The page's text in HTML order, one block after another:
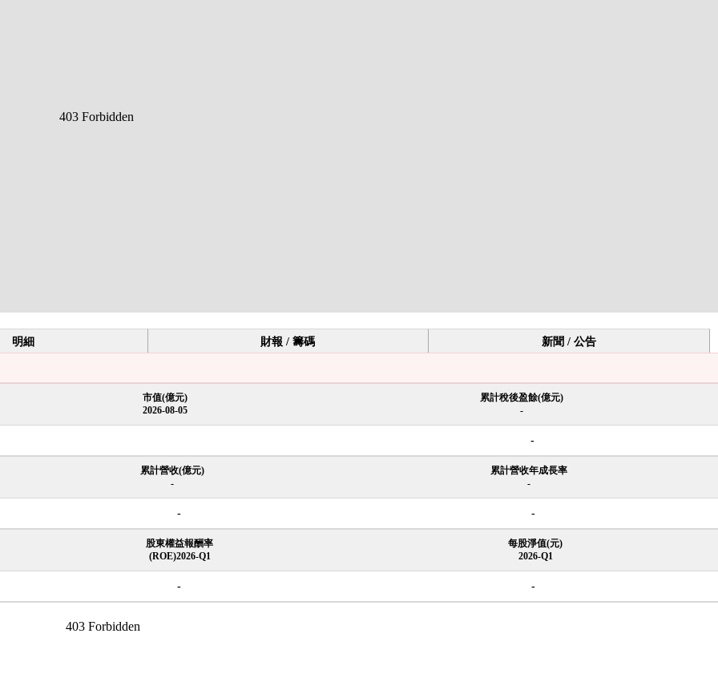
明細 財報 / 籌碼 新聞 / 公告
市值(億元)
2026-08-05
累計稅後盈餘(億元)
-
-
累計營收(億元)
-
累計營收年成長率
-
- -
股東權益報酬率
(ROE)2026-Q1
每股淨值(元)
2026-Q1
- -